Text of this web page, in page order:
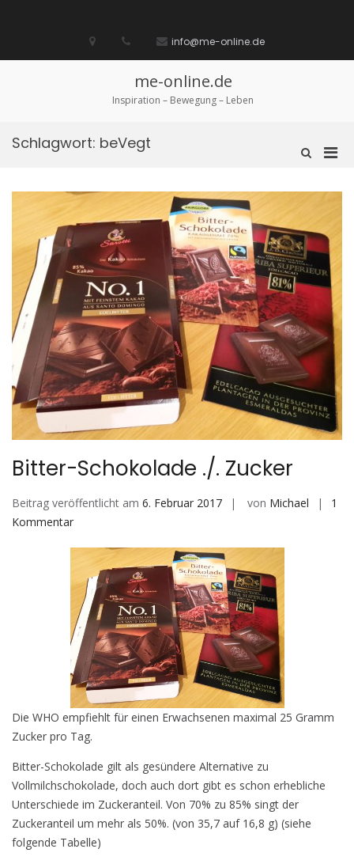
biete
/
Ich
suche
diese
Seite
info@me-online.de
me-online.de
Inspiration – Bewegung – Leben
Such-
für
Schlagwort: beVegt
Bitter-Schokolade ./. Zucker
Beitrag veröffentlicht am 6. Februar 2017 von Michael
1
Kommentarzu
Schokolade
Zucker
Die WHO empfiehlt für einen Erwachsenen maximal 25 Gramm
Zucker pro Tag.
Bitter-Schokolade gilt als gesündere Alternative zu
Vollmilchschokolade, doch auch dort gibt es schon erhebliche
Unterschiede im Zuckeranteil. Von 70% zu 85% singt der
Zuckeranteil um mehr als 50%. (von 35,7 auf 16,8 g) (siehe
folgende Tabelle)